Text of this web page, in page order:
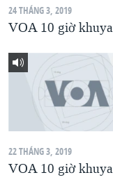
QUAN HỆ VIỆT MỸ
24 THÁNG 3, 2019
VOA 10 giờ khuya
22 THÁNG 3, 2019
VOA 10 giờ khuya